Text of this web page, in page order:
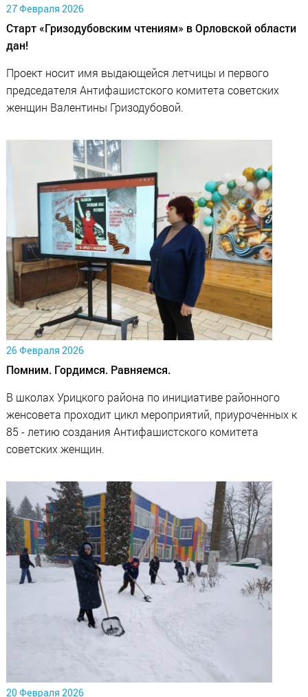
27 Февраля 2026
Старт «Гризодубовским чтениям» в Орловской области
дан!
Проект носит имя выдающейся летчицы и первого
председателя Антифашистского комитета советских
женщин Валентины Гризодубовой.
26 Февраля 2026
Помним. Гордимся. Равняемся.
В школах Урицкого района по инициативе районного
женсовета проходит цикл мероприятий, приуроченных к
85 - летию создания Антифашистского комитета
советских женщин.
20 Февраля 2026